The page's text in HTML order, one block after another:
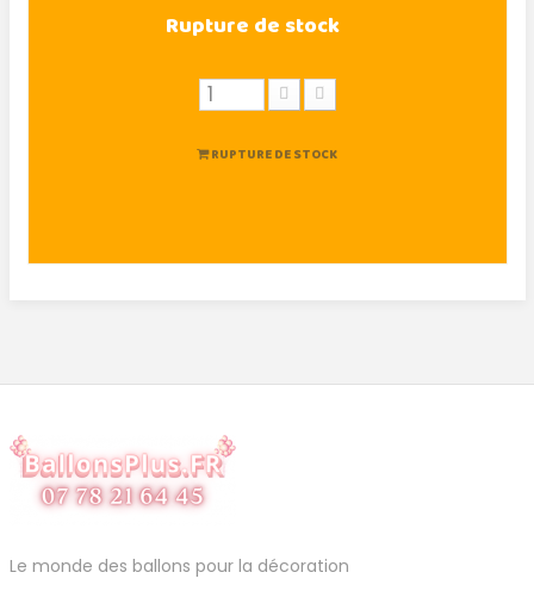
Rupture de stock
RUPTURE DE STOCK
Le monde des ballons pour la décoration